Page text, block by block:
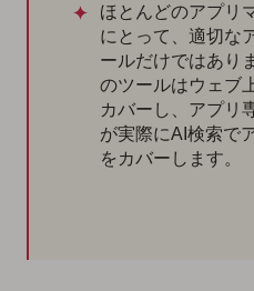
ほとんどのアプリ
にとって、適切な
ールだけではあり
のツールはウェブ
カバーし、アプリ
が実際にAI検索で
をカバーします。